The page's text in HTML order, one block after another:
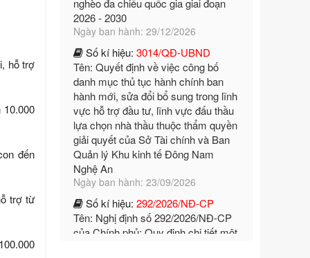
hỗ trợ
10.000
đến
trợ từ
Số kí hiệu:3014/QĐ-UBND
Tên: Quyết định về việc công bố
danh mục thủ tục hành chính ban
hành mới, sửa đổi bổ sung trong lĩnh
vực hỗ trợ đầu tư, lĩnh vực đấu thầu
lựa chọn nhà thầu thuộc thẩm quyền
giải quyết của Sở Tài chính và Ban
Quản lý Khu kinh tế Đông Nam
Nghệ An
Ngày ban hành: 23/09/2026
Số kí hiệu:292/2026/NĐ-CP
Tên: Nghị định số 292/2026/NĐ-CP
của Chính phủ: Quy định chi tiết một
số điều và biện pháp để tổ chức,
hướng dẫn thi hành Luật Quản lý
ngoại thương